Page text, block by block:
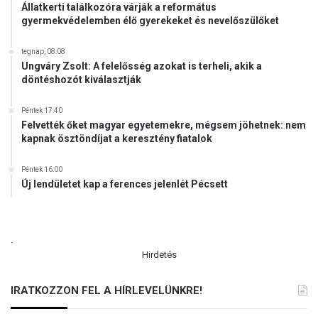
Állatkerti találkozóra várják a református
gyermekvédelemben élő gyerekeket és nevelőszülőket
tegnap, 08:08
Ungváry Zsolt: A felelősség azokat is terheli, akik a
döntéshozót kiválasztják
Péntek 17:40
Felvették őket magyar egyetemekre, mégsem jöhetnek: nem
kapnak ösztöndíjat a keresztény fiatalok
Péntek 16:00
Új lendületet kap a ferences jelenlét Pécsett
Hirdetés
IRATKOZZON FEL A HÍRLEVELÜNKRE!